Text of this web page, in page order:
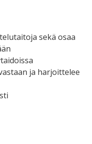
sekä osaa
ja harjoittelee